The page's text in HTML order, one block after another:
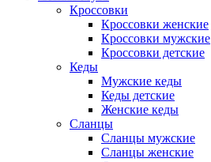
Кроссовки
Кроссовки женские
Кроссовки мужские
Кроссовки детские
Кеды
Мужские кеды
Кеды детские
Женские кеды
Сланцы
Сланцы мужские
Сланцы женские